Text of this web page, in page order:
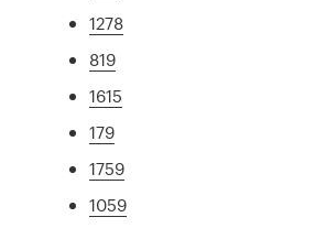
1278
819
1615
179
1759
1059